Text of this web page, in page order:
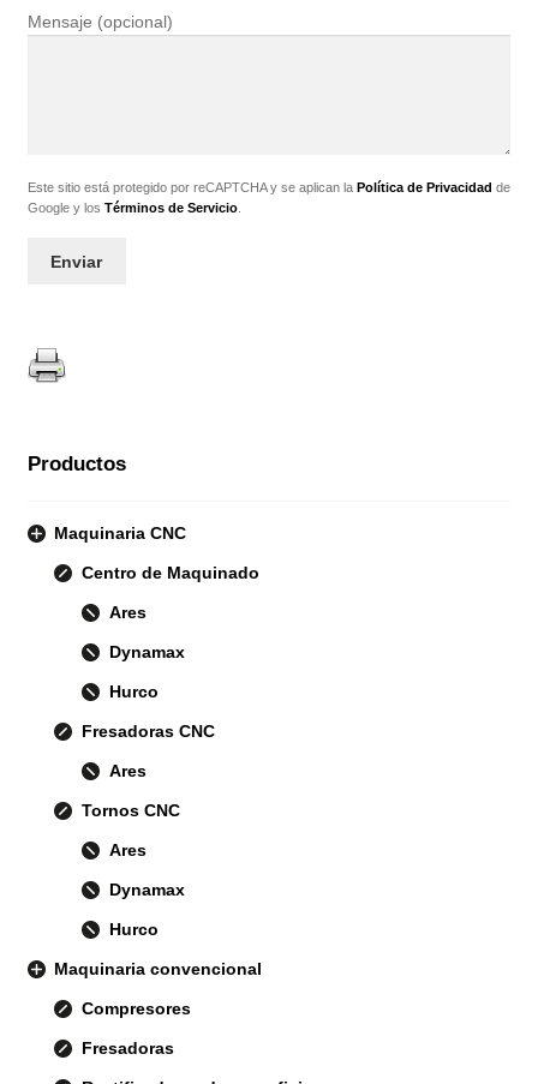
Mensaje (opcional)
Este sitio está protegido por reCAPTCHA y se aplican la Política de Privacidad de
Google y los Términos de Servicio.
Productos
Maquinaria CNC
Centro de Maquinado
Ares
Dynamax
Hurco
Fresadoras CNC
Ares
Tornos CNC
Ares
Dynamax
Hurco
Maquinaria convencional
Compresores
Fresadoras